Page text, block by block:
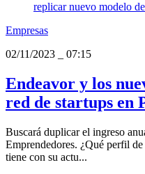
Empresas
02/11/2023
07:15
Endeavor y los
red de startups en
Buscará duplicar el ingreso
Emprendedores. ¿Qué perfil
tiene con su actu...